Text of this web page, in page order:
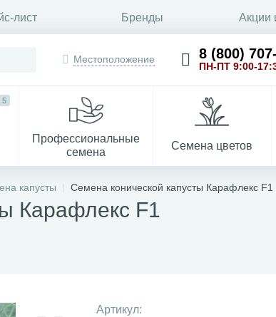
лист Бренды Акции
Местоположение 8 (800)
ПН-ПТ 9:00-
5
Профессиональные
семена
Семена цветов
капусты Семена конической капусты Карафлекс F1
Карафлекс F1
Артикул: